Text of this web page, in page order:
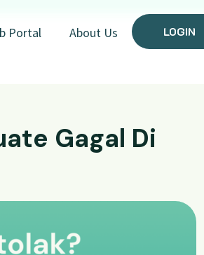
Portal About Us LOGIN
Gagal Di